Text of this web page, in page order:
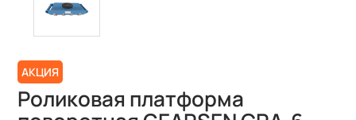
АКЦИЯ
Роликовая платформа